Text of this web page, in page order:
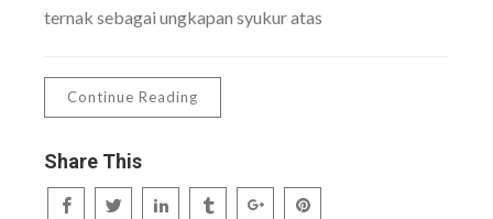
ternak sebagai ungkapan syukur atas
Continue Reading
Share This